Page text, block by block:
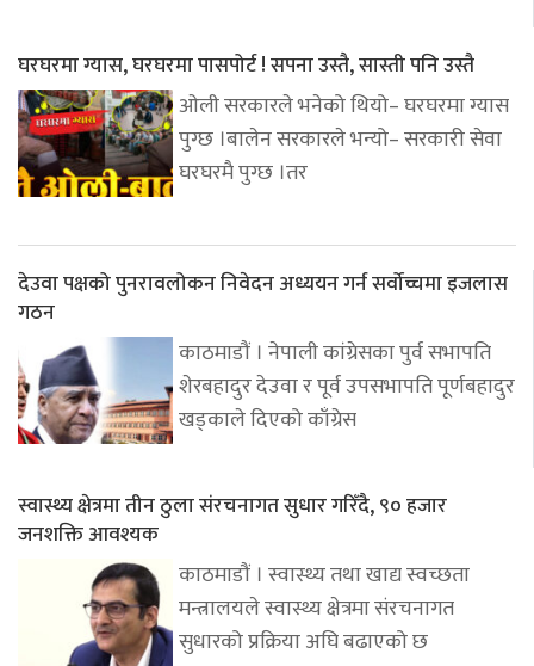
घरघरमा ग्यास, घरघरमा पासपोर्ट ! सपना उस्तै, सास्ती पनि उस्तै
ओली सरकारले भनेको थियो– घरघरमा ग्यास
पुग्छ ।बालेन सरकारले भन्यो– सरकारी सेवा
घरघरमै पुग्छ ।तर
देउवा पक्षको पुनरावलोकन निवेदन अध्ययन गर्न सर्वोच्चमा इजलास
गठन
काठमाडौं । नेपाली कांग्रेसका पुर्व सभापति
शेरबहादुर देउवा र पूर्व उपसभापति पूर्णबहादुर
खड्काले दिएको काँग्रेस
स्वास्थ्य क्षेत्रमा तीन ठुला संरचनागत सुधार गरिँदै, ९० हजार
जनशक्ति आवश्यक
काठमाडौं । स्वास्थ्य तथा खाद्य स्वच्छता
मन्त्रालयले स्वास्थ्य क्षेत्रमा संरचनागत
सुधारको प्रक्रिया अघि बढाएको छ